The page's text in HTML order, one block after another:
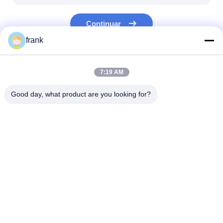
batería de coche híbrido
Continuar
frank
7:19 AM
Good day, what product are you looking for?